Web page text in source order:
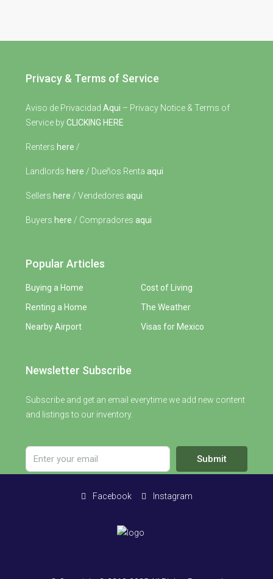
Privacy & Terms of Service
Aviso de Privacidad Aqui – Privacy Notice & Terms of
Service byCLICKING HERE
Renters here /
Landlords here / Dueños Renta aqui
Sellers here / Vendedores aqui
Buyers here / Compradores aqui
Popular Articles
Buying a Home
Renting a Home
Nearby Airport
Cost of Living
The Weather
Visas for Mexico
Newsletter Subscribe
Subscribe and get an email everytime we add new content
and listings to our inventory.
Submit
Facebook Instagram